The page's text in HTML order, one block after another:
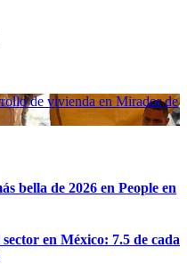
de vivienda en Mirador de
bella de 2026 en People en
en México: 7.5 de cada